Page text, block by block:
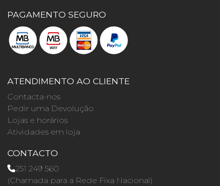
PAGAMENTO SEGURO
ATENDIMENTO AO CLIENTE
Contacta-nos
Pedir uma Devolução
Lojas e horários
Atividades em loja
CONTACTO
251 249 560
(Chamada para a Rede Fixa Nacional)